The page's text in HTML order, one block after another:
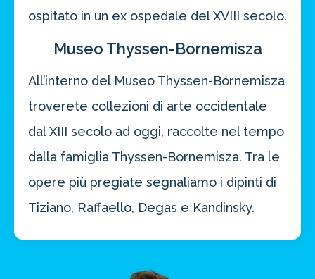
ospitato in un ex ospedale del XVIII secolo.
Museo Thyssen-Bornemisza
All’interno del Museo Thyssen-Bornemisza
troverete collezioni di arte occidentale
dal XIII secolo ad oggi, raccolte nel tempo
dalla famiglia Thyssen-Bornemisza. Tra le
opere più pregiate segnaliamo i dipinti di
Tiziano, Raffaello, Degas e Kandinsky.